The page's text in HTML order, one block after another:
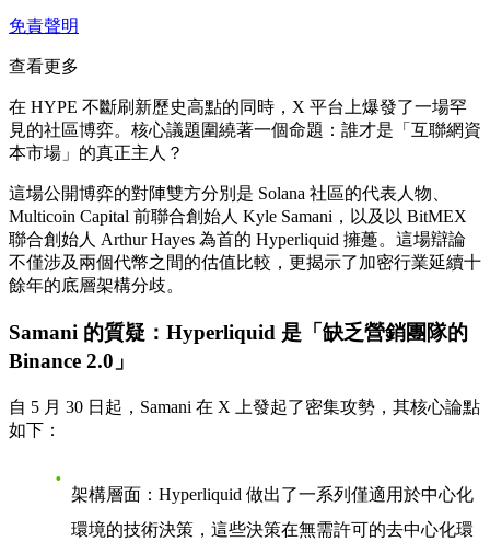
免責聲明
查看更多
在 HYPE 不斷刷新歷史高點的同時，X 平台上爆發了一場罕
見的社區博弈。核心議題圍繞著一個命題：誰才是「互聯網資
本市場」的真正主人？
這場公開博弈的對陣雙方分別是 Solana 社區的代表人物、
Multicoin Capital 前聯合創始人 Kyle Samani，以及以 BitMEX
聯合創始人 Arthur Hayes 為首的 Hyperliquid 擁躉。這場辯論
不僅涉及兩個代幣之間的估值比較，更揭示了加密行業延續十
餘年的底層架構分歧。
Samani 的質疑：Hyperliquid 是「缺乏營銷團隊的
Binance 2.0」
自 5 月 30 日起，Samani 在 X 上發起了密集攻勢，其核心論點
如下：
架構層面 ：Hyperliquid 做出了一系列僅適用於中心化
環境的技術決策，這些決策在無需許可的去中心化環